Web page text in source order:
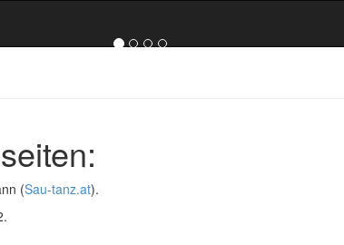
(Sau-tanz.at).